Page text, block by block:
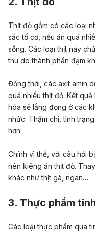
Thịt đỏ gồm có các loại
sắc tố cơ, nếu ăn quá
sống. Các loại thịt này
thu do thành phần đạm
Đồng thời, các axit amin
quá nhiều thịt đỏ. Kết
hóa sẽ lắng đọng ở các
nhức. Thậm chí, tình
hơn.
Chính vì thế, với câu hỏi
nên kiêng ăn thịt đỏ.
khác như thịt gà, ngan…
3. Thực phẩm
Các loại thực phẩm qua